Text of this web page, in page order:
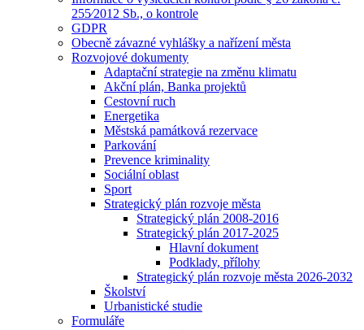
255⁄2012 Sb., o kontrole
GDPR
Obecně závazné vyhlášky a nařízení města
Rozvojové dokumenty
Adaptační strategie na změnu klimatu
Akční plán, Banka projektů
Cestovní ruch
Energetika
Městská památková rezervace
Parkování
Prevence kriminality
Sociální oblast
Sport
Strategický plán rozvoje města
Strategický plán 2008-2016
Strategický plán 2017-2025
Hlavní dokument
Podklady, přílohy
Strategický plán rozvoje města 2026-2032
Školství
Urbanistické studie
Formuláře